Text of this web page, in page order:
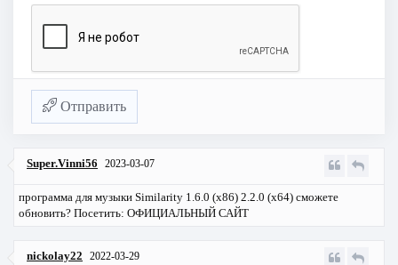
Отправить
Super.Vinni56 2023-03-07
программа для музыки Similarity 1.6.0 (x86) 2.2.0 (x64) сможете
обновить? Посетить: ОФИЦИАЛЬНЫЙ САЙТ
nickolay22 2022-03-29